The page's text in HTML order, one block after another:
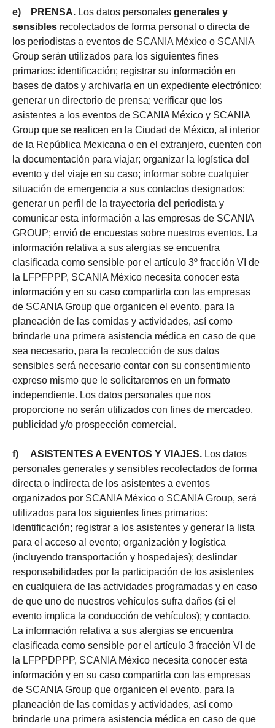
e) PRENSA. Los datos personales generales y
sensibles recolectados de forma personal o directa de
los periodistas a eventos de SCANIA México o SCANIA
Group serán utilizados para los siguientes fines
primarios: identificación; registrar su información en
bases de datos y archivarla en un expediente electrónico;
generar un directorio de prensa; verificar que los
asistentes a los eventos de SCANIA México y SCANIA
Group que se realicen en la Ciudad de México, al interior
de la República Mexicana o en el extranjero, cuenten con
la documentación para viajar; organizar la logística del
evento y del viaje en su caso; informar sobre cualquier
situación de emergencia a sus contactos designados;
generar un perfil de la trayectoria del periodista y
comunicar esta información a las empresas de SCANIA
GROUP; envió de encuestas sobre nuestros eventos. La
información relativa a sus alergias se encuentra
clasificada como sensible por el artículo 3º fracción VI de
la LFPFPPP, SCANIA México necesita conocer esta
información y en su caso compartirla con las empresas
de SCANIA Group que organicen el evento, para la
planeación de las comidas y actividades, así como
brindarle una primera asistencia médica en caso de que
sea necesario, para la recolección de sus datos
sensibles será necesario contar con su consentimiento
expreso mismo que le solicitaremos en un formato
independiente. Los datos personales que nos
proporcione no serán utilizados con fines de mercadeo,
publicidad y/o prospección comercial.
f) ASISTENTES A EVENTOS Y VIAJES. Los datos
personales generales y sensibles recolectados de forma
directa o indirecta de los asistentes a eventos
organizados por SCANIA México o SCANIA Group, será
utilizados para los siguientes fines primarios:
Identificación; registrar a los asistentes y generar la lista
para el acceso al evento; organización y logística
(incluyendo transportación y hospedajes); deslindar
responsabilidades por la participación de los asistentes
en cualquiera de las actividades programadas y en caso
de que uno de nuestros vehículos sufra daños (si el
evento implica la conducción de vehículos); y contacto.
La información relativa a sus alergias se encuentra
clasificada como sensible por el artículo 3 fracción VI de
la LFPPDPPP, SCANIA México necesita conocer esta
información y en su caso compartirla con las empresas
de SCANIA Group que organicen el evento, para la
planeación de las comidas y actividades, así como
brindarle una primera asistencia médica en caso de que